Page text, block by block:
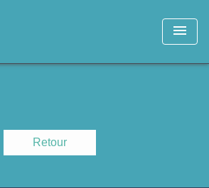
menu
Retour